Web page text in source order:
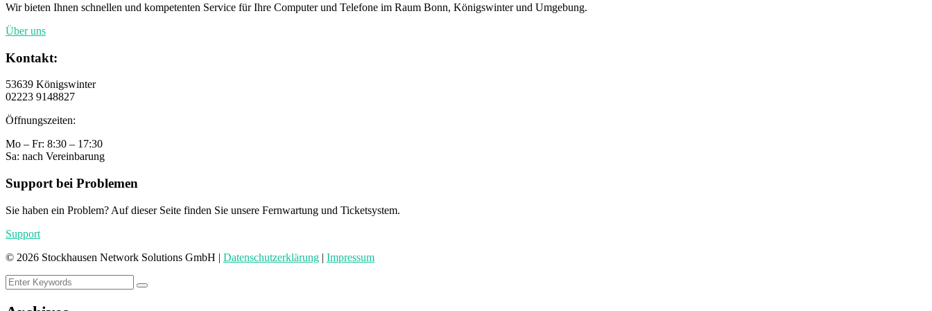
Wir bieten Ihnen schnellen und kompetenten Service für Ihre Computer und Telefone im Raum Bonn, Königswinter und Umgebung.
Über uns
Kontakt:
53639 Königswinter
02223 9148827
Öffnungszeiten:
Mo – Fr: 8:30 – 17:30
Sa: nach Vereinbarung
Support bei Problemen
Sie haben ein Problem? Auf dieser Seite finden Sie unsere Fernwartung und Ticketsystem.
Support
© 2026 Stockhausen Network Solutions GmbH | Datenschutzerklärung | Impressum